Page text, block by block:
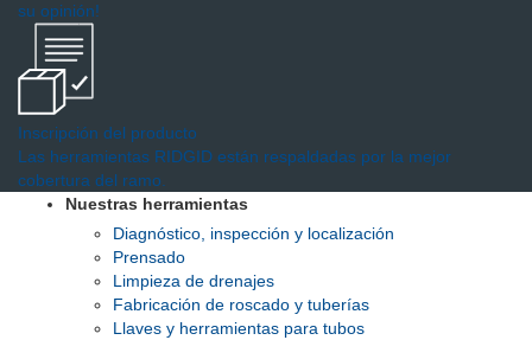
su opinión!
Inscripción del producto
Las herramientas RIDGID están respaldadas por la mejor
cobertura del ramo.
Nuestras herramientas
Diagnóstico, inspección y localización
Prensado
Limpieza de drenajes
Fabricación de roscado y tuberías
Llaves y herramientas para tubos